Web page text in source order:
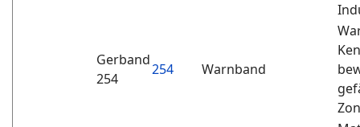
Gerband
254
254 Warnband